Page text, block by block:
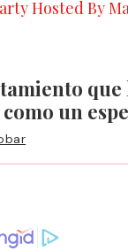
que
un